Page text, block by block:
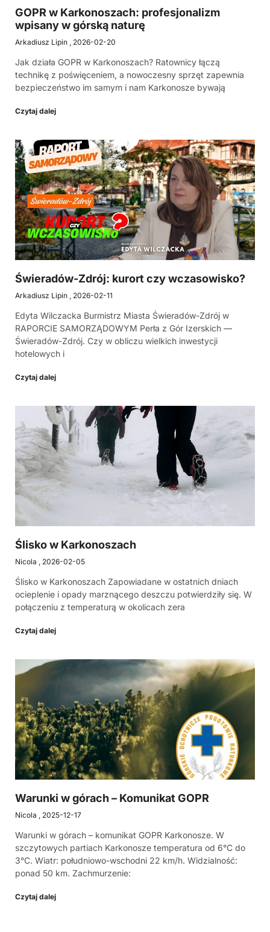
GOPR w Karkonoszach: profesjonalizm
wpisany w górską naturę
Arkadiusz Lipin 2026-02-20
Jak działa GOPR w Karkonoszach? Ratownicy łączą
technikę z poświęceniem, a nowoczesny sprzęt zapewnia
bezpieczeństwo im samym i nam Karkonosze bywają
Czytaj dalej
Świeradów-Zdrój: kurort czy wczasowisko?
Arkadiusz Lipin 2026-02-11
Edyta Wilczacka Burmistrz Miasta Świeradów-Zdrój w
RAPORCIE SAMORZĄDOWYM Perła z Gór Izerskich —
Świeradów-Zdrój. Czy w obliczu wielkich inwestycji
hotelowych i
Czytaj dalej
Ślisko w Karkonoszach
Nicola 2026-02-05
Ślisko w Karkonoszach Zapowiadane w ostatnich dniach
ocieplenie i opady marznącego deszczu potwierdziły się. W
połączeniu z temperaturą w okolicach zera
Czytaj dalej
Warunki w górach – Komunikat GOPR
Nicola 2025-12-17
Warunki w górach – komunikat GOPR Karkonosze. W
szczytowych partiach Karkonosze temperatura od 6°C do
3°C. Wiatr: południowo-wschodni 22 km/h. Widzialność:
ponad 50 km. Zachmurzenie:
Czytaj dalej